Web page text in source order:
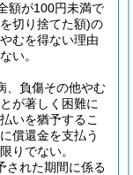
額が100円未満で
切り捨てた額)の
むを得ない理由
い。
、負傷その他やむ
が著しく困難に
いを猶予するこ
償還金を支払う
りでない。
された期間に係る